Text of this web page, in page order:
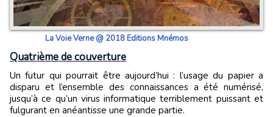
La Voie Verne @ 2018 Editions Mnémos
Quatrième de couverture
Un futur qui pourrait être aujourd’hui : l’usage du papier a
disparu et l’ensemble des connaissances a été numérisé,
jusqu’à ce qu’un virus informatique terriblement puissant et
fulgurant en anéantisse une grande partie.